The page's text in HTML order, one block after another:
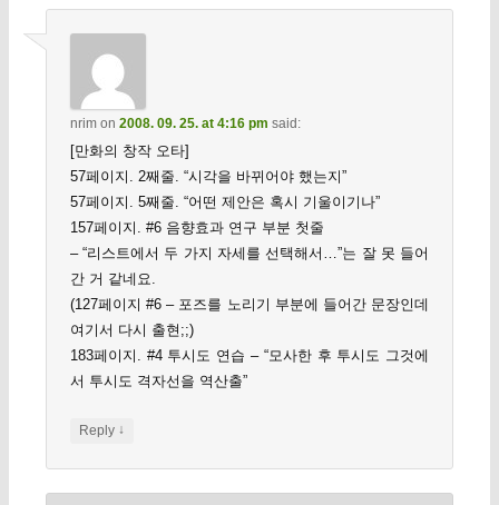
nrimon 2008. 09. 25. at 4:16 pm said:
[만화의 창작 오타]
57페이지. 2째줄. “시각을 바뀌어야 했는지”
57페이지. 5째줄. “어떤 제안은 혹시 기울이기나”
157페이지. #6 음향효과 연구 부분 첫줄
– “리스트에서 두 가지 자세를 선택해서…”는 잘 못 들어
간 거 같네요.
(127페이지 #6 – 포즈를 노리기 부분에 들어간 문장인데
여기서 다시 출현;;)
183페이지. #4 투시도 연습 – “모사한 후 투시도 그것에
서 투시도 격자선을 역산출”
Reply ↓